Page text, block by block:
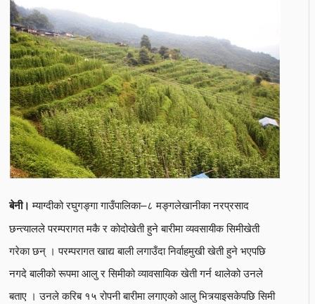
बेनी। म्याग्दीको रघुगङ्गा गाउँपालिका–८ मङ्गलेखानीका नरप्रसाद
छन्त्यालले परम्परागत मकै र कोदोखेती हुने बारीमा व्यवसायीक सिमीखेती
गरेका छन् । परम्परागत खाद्य बाली लगाउँदा निर्वाहमुखी खेती हुने भएपछि
नगदे बालीको रूपमा आलु र सिमीको व्यावसायिक खेती गर्न थालेको उनले
बताए । उनले करिब १५ रोपनी बारीमा लगाएको आलु भित्र्याइसकेपछि सिमी